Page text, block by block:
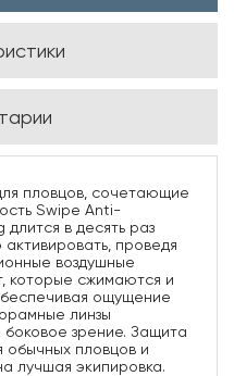
пловцов, сочетающие
Swipe Anti-
в десять раз
проведя
воздушные
которые сжимаются и
ощущение
линзы
зрение. Защита
обычных пловцов и
лучшая экипировка.